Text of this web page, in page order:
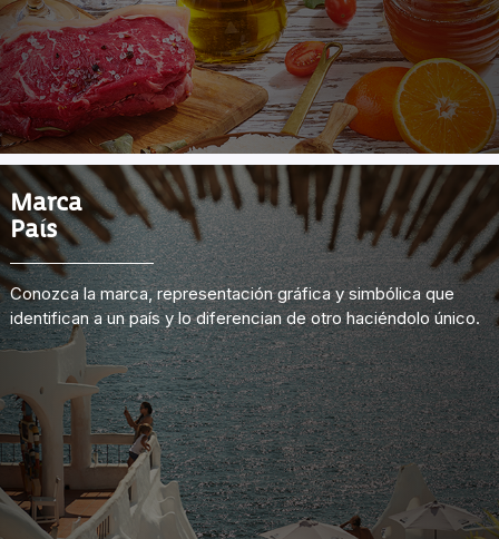
Marca
País
Conozca la marca, representación gráfica y simbólica que
identifican a un país y lo diferencian de otro haciéndolo único.